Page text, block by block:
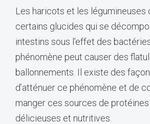
Les haricots et les légumineuses
certains glucides qui se
intestins sous l’effet des
phénomène peut causer des
ballonnements. Il existe des
d’atténuer ce phénomène et de
manger ces sources de
délicieuses et nutritives.